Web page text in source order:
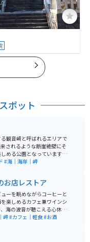
ポット
観音崎と呼ばれるエリアで
されるような断崖絶壁にそ
める公園となっています。
、横須賀市中心部から観音
#海｜海岸｜岬
お店レストア
ーを眺めながらコーヒーと
楽しめるカフェ兼ワインシ
海の波音が聴こえる心休ま
やワインを飲みながら食事
岬#カフェ｜軽食#お酒